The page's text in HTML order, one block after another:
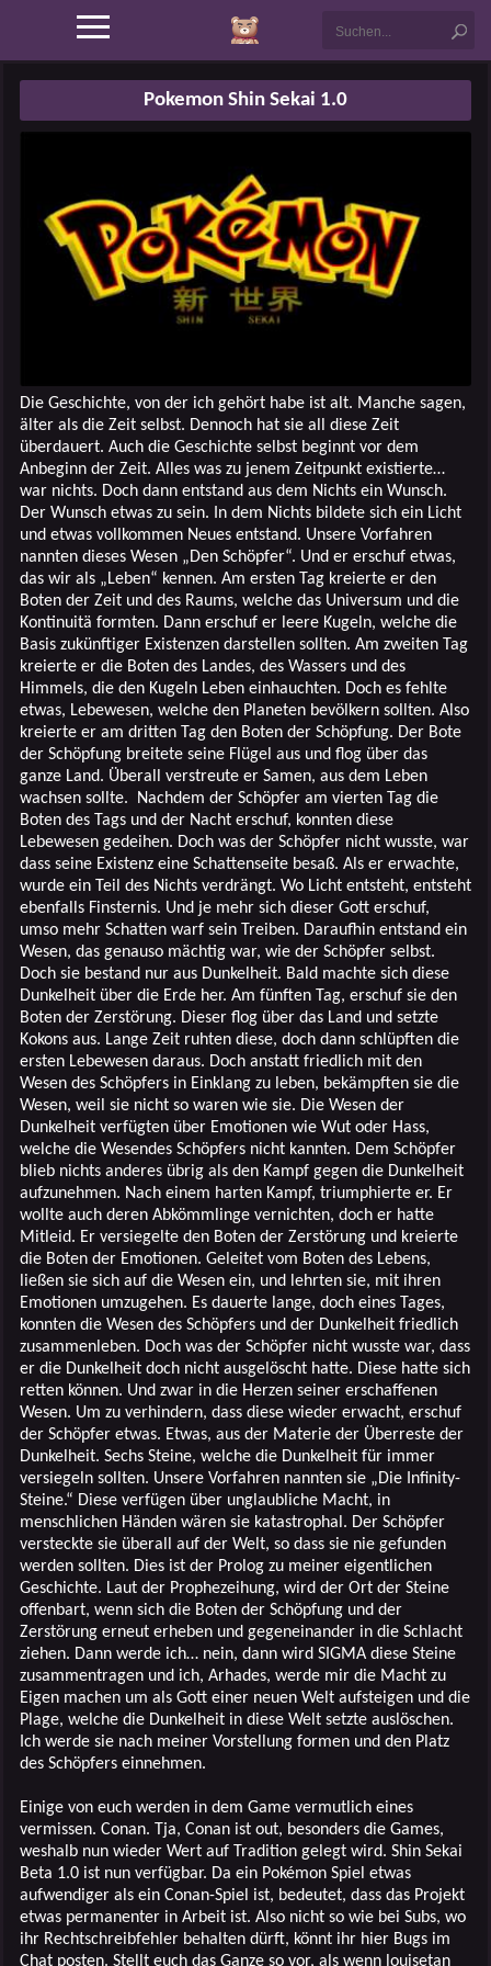
Pokemon Shin Sekai 1.0
Die Geschichte, von der ich gehört habe ist alt. Manche sagen,
älter als die Zeit selbst. Dennoch hat sie all diese Zeit
überdauert. Auch die Geschichte selbst beginnt vor dem
Anbeginn der Zeit. Alles was zu jenem Zeitpunkt existierte…
war nichts. Doch dann entstand aus dem Nichts ein Wunsch.
Der Wunsch etwas zu sein. In dem Nichts bildete sich ein Licht
und etwas vollkommen Neues entstand. Unsere Vorfahren
nannten dieses Wesen „Den Schöpfer“. Und er erschuf etwas,
das wir als „Leben“ kennen. Am ersten Tag kreierte er den
Boten der Zeit und des Raums, welche das Universum und die
Kontinuitä formten. Dann erschuf er leere Kugeln, welche die
Basis zukünftiger Existenzen darstellen sollten. Am zweiten Tag
kreierte er die Boten des Landes, des Wassers und des
Himmels, die den Kugeln Leben einhauchten. Doch es fehlte
etwas, Lebewesen, welche den Planeten bevölkern sollten. Also
kreierte er am dritten Tag den Boten der Schöpfung. Der Bote
der Schöpfung breitete seine Flügel aus und flog über das
ganze Land. Überall verstreute er Samen, aus dem Leben
wachsen sollte. Nachdem der Schöpfer am vierten Tag die
Boten des Tags und der Nacht erschuf, konnten diese
Lebewesen gedeihen. Doch was der Schöpfer nicht wusste, war
dass seine Existenz eine Schattenseite besaß. Als er erwachte,
wurde ein Teil des Nichts verdrängt. Wo Licht entsteht, entsteht
ebenfalls Finsternis. Und je mehr sich dieser Gott erschuf,
umso mehr Schatten warf sein Treiben. Daraufhin entstand ein
Wesen, das genauso mächtig war, wie der Schöpfer selbst.
Doch sie bestand nur aus Dunkelheit. Bald machte sich diese
Dunkelheit über die Erde her. Am fünften Tag, erschuf sie den
Boten der Zerstörung. Dieser flog über das Land und setzte
Kokons aus. Lange Zeit ruhten diese, doch dann schlüpften die
ersten Lebewesen daraus. Doch anstatt friedlich mit den
Wesen des Schöpfers in Einklang zu leben, bekämpften sie die
Wesen, weil sie nicht so waren wie sie. Die Wesen der
Dunkelheit verfügten über Emotionen wie Wut oder Hass,
welche die Wesendes Schöpfers nicht kannten. Dem Schöpfer
blieb nichts anderes übrig als den Kampf gegen die Dunkelheit
aufzunehmen. Nach einem harten Kampf, triumphierte er. Er
wollte auch deren Abkömmlinge vernichten, doch er hatte
Mitleid. Er versiegelte den Boten der Zerstörung und kreierte
die Boten der Emotionen. Geleitet vom Boten des Lebens,
ließen sie sich auf die Wesen ein, und lehrten sie, mit ihren
Emotionen umzugehen. Es dauerte lange, doch eines Tages,
konnten die Wesen des Schöpfers und der Dunkelheit friedlich
zusammenleben. Doch was der Schöpfer nicht wusste war, dass
er die Dunkelheit doch nicht ausgelöscht hatte. Diese hatte sich
retten können. Und zwar in die Herzen seiner erschaffenen
Wesen. Um zu verhindern, dass diese wieder erwacht, erschuf
der Schöpfer etwas. Etwas, aus der Materie der Überreste der
Dunkelheit. Sechs Steine, welche die Dunkelheit für immer
versiegeln sollten. Unsere Vorfahren nannten sie „Die Infinity-
Steine.“ Diese verfügen über unglaubliche Macht, in
menschlichen Händen wären sie katastrophal. Der Schöpfer
versteckte sie überall auf der Welt, so dass sie nie gefunden
werden sollten. Dies ist der Prolog zu meiner eigentlichen
Geschichte. Laut der Prophezeihung, wird der Ort der Steine
offenbart, wenn sich die Boten der Schöpfung und der
Zerstörung erneut erheben und gegeneinander in die Schlacht
ziehen. Dann werde ich… nein, dann wird SIGMA diese Steine
zusammentragen und ich, Arhades, werde mir die Macht zu
Eigen machen um als Gott einer neuen Welt aufsteigen und die
Plage, welche die Dunkelheit in diese Welt setzte auslöschen.
Ich werde sie nach meiner Vorstellung formen und den Platz
des Schöpfers einnehmen.
Einige von euch werden in dem Game vermutlich eines
vermissen. Conan. Tja, Conan ist out, besonders die Games,
weshalb nun wieder Wert auf Tradition gelegt wird. Shin Sekai
Beta 1.0 ist nun verfügbar. Da ein Pokémon Spiel etwas
aufwendiger als ein Conan-Spiel ist, bedeutet, dass das Projekt
etwas permanenter in Arbeit ist. Also nicht so wie bei Subs, wo
ihr Rechtschreibfehler behalten dürft, könnt ihr hier Bugs im
Chat posten. Stellt euch das Ganze so vor, als wenn louisetan